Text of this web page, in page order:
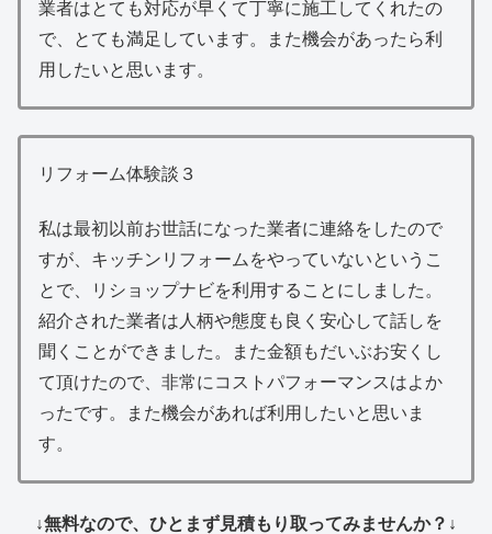
業者はとても対応が早くて丁寧に施工してくれたの
で、とても満足しています。また機会があったら利
用したいと思います。
リフォーム体験談３
私は最初以前お世話になった業者に連絡をしたので
すが、キッチンリフォームをやっていないというこ
とで、リショップナビを利用することにしました。
紹介された業者は人柄や態度も良く安心して話しを
聞くことができました。また金額もだいぶお安くし
て頂けたので、非常にコストパフォーマンスはよか
ったです。また機会があれば利用したいと思いま
す。
↓無料なので、ひとまず見積もり取ってみませんか？↓